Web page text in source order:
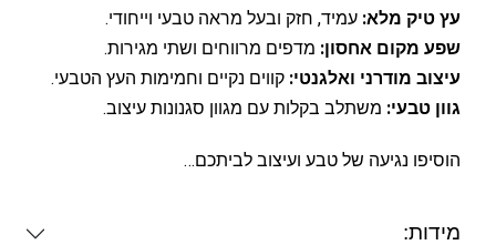
עץ טיק מלא: עמיד, חזק ובעל מראה טבעי וייחודי.
שפע מקום אחסון: מדפים מרווחים ושתי מגירות.
עיצוב מודרני ואלגנטי: קווים נקיים וחמימות העץ הטבעי.
גוון טבעי: משתלב בקלות עם מגוון סגנונות עיצוב.
הוסיפו נגיעה של טבע ועיצוב לביתכם…
מידות: